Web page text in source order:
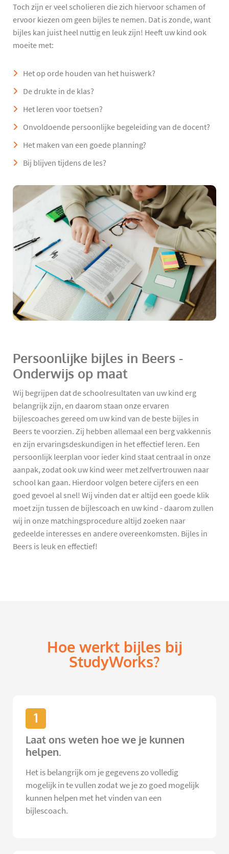
Toch zijn er veel scholieren die zich hiervoor schamen of
ervoor kiezen om geen bijles te nemen. Dat is zonde, want
bijles kan juist heel nuttig en leuk zijn! Heeft uw kind ook
moeite met:
Het op orde houden van het huiswerk?
De drukte in de klas?
Het leren voor toetsen?
Onvoldoende persoonlijke begeleiding van de docent?
Het maken van een goede planning?
Bij blijven tijdens de les?
Persoonlijke bijles in Beers -
Onderwijs op maat
Wij begrijpen dat de schoolresultaten van uw kind erg
belangrijk zijn, en daarom staan onze ervaren
bijlescoaches gereed om uw kind van de beste bijles in
Beers te voorzien. Zij hebben allemaal een berg vakkennis
en zijn ervaringsdeskundigen in het effectief leren. Een
persoonlijk leerplan voor ieder kind staat centraal in onze
aanpak, zodat ook uw kind weer met zelfvertrouwen naar
school kan gaan. Hierdoor volgen betere cijfers en een
goed gevoel al snel! Wij vinden dat er altijd een goede klik
moet zijn tussen de bijlescoach en uw kind - daarom zullen
wij in onze matchingsprocedure altijd zoeken naar
gedeelde interesses en andere overeenkomsten. Bijles in
Beers is leuk en effectief!
Hoe werkt bijles bij
StudyWorks?
1
Laat ons weten hoe we je kunnen
helpen.
Het is belangrijk om je gegevens zo volledig
mogelijk in te vullen zodat we je zo goed mogelijk
kunnen helpen met het vinden van een
bijlescoach.